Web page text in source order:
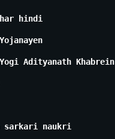
hindi
Adityanath Khabrein
sarkari naukri